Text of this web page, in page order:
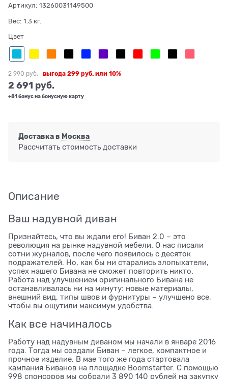
Артикул: 13260031149500
Вес: 1.3 кг.
Цвет
2 990 руб.
2 691 руб.
выгода299 руб. или10%
+81 бонус на бонусную карту
Доставка в Москва
Рассчитать стоимость доставки
Описание
Ваш надувной диван
Признайтесь, что вы ждали его! Биван 2.0 – это
революция на рынке надувной мебели. О нас писали
сотни журналов, после чего появилось с десяток
подражателей. Но, как бы ни старались злопыхатели,
успех нашего Бивана не сможет повторить никто.
Работа над улучшением оригинального Бивана не
останавливалась ни на минуту: новые материалы,
внешний вид, типы швов и фурнитуры – улучшено все,
чтобы вы ощутили максимум удобства.
Как все начиналось
Работу над надувным диваном мы начали в январе 2016
года. Тогда мы создали Биван – легкое, компактное и
прочное изделие. В мае того же года стартовала
кампания Биванов на площадке Boomstarter. С помощью
998 спонсоров мы собрали 3 890 140 рублей на закупку